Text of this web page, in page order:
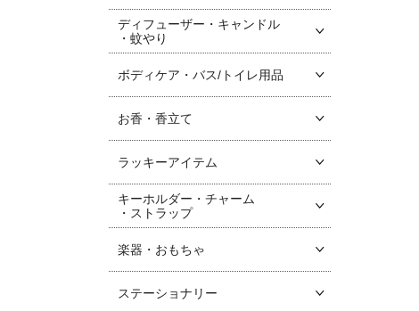
ディフューザー・キャンドル
・蚊やり
ボディケア・バス/トイレ用品
お香・香立て
ラッキーアイテム
キーホルダー・チャーム
・ストラップ
楽器・おもちゃ
ステーショナリー